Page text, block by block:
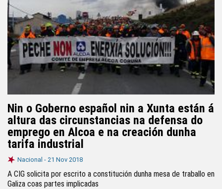
Nin o Goberno español nin a Xunta están á
altura das circunstancias na defensa do
emprego en Alcoa e na creación dunha
tarifa industrial
Nacional - 21 Nov 2018
A CIG solicita por escrito a constitución dunha mesa de traballo en
Galiza coas partes implicadas